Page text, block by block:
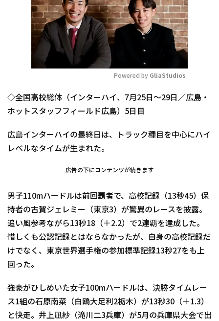
Mute
Powered by GliaStudios
◇全国高校総体（インターハイ、7月25日～29日／広島・
ホットスタッフフィールド広島）5日目
広島インターハイの最終日は、トラック種目を中心にハイ
レベルなタイムが生まれた。
広告の下にコンテンツが続きます
男子110mハードルは前回覇者で、高校記録（13秒45）保
持者の古賀ジェレミー（東京3）が驚異のレースを披露。
追い風参考ながら13秒18（＋2.2）で2連覇を達成した。
惜しくも公認記録とはならなかったが、自身の高校記録だ
けでなく、東京世界選手権の参加標準記録13秒27をも上
回った。
強豪がひしめいた女子100mハードルは、決勝タイムレー
ス1組の石原南菜（白鴎大足利2栃木）が13秒30（＋1.3）
と快走。井上凪紗（滝川二3兵庫）が5月の兵庫県大会で出